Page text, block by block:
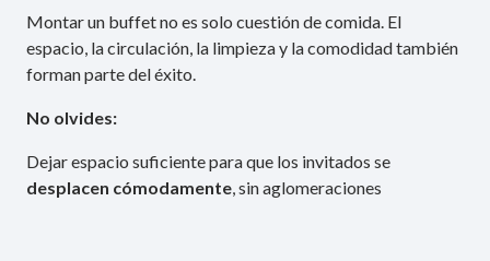
Montar un buffet no es solo cuestión de comida. El
espacio, la circulación, la limpieza y la comodidad también
forman parte del éxito.
No olvides:
Dejar espacio suficiente para que los invitados se
desplacen cómodamente, sin aglomeraciones